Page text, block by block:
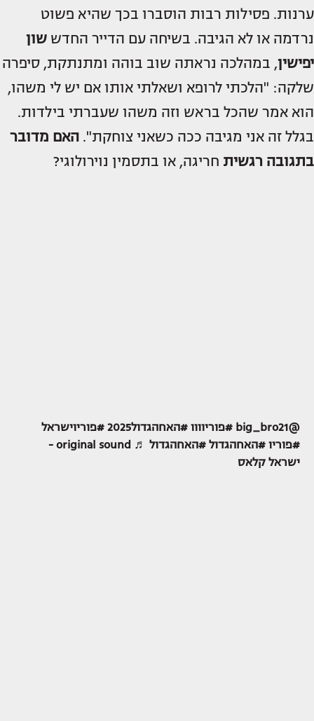
ערנות. פסילות רבות הוסברו בכך שהיא פשוט
נרדמה או לא הגיבה. בשיחה עם הדייר החדש שון
יפישין, במהלכה נראתה שוב בוהה ומתנתקת, סיפרה
שלקה: "הלכתי לרופא ושאלתי אותו אם יש לי משהו,
הוא אמר שהכל בראש וזה משהו שעברתי בילדות.
בגלל זה אני מגיבה ככה כשאני צוחקת". האם מדובר
בתגובה רגשית חריגה, או בתסמין נוירולוגי?
@big_bro21 #פוריוווו #האחהגדול2025
#פוריוישראל
#פוריו #האחהגדול #האחהגדול
♬ original sound -
ישראל קלאס